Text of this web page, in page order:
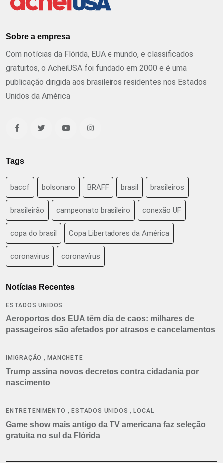
Sobre a empresa
Com notícias da Flórida, EUA e mundo, e classificados
gratuitos, o AcheiUSA foi fundado em 2000 e é uma
publicação dirigida aos brasileiros residentes nos Estados
Unidos da América
Tags
baccf bolsonaro BRAFF brasil brasileiros
brasileirão campeonato brasileiro conexão UF
copa do brasil Copa Libertadores da América
coronavirus coronavírus
Notícias Recentes
ESTADOS UNIDOS
Aeroportos dos EUA têm dia de caos: milhares de
passageiros são afetados por atrasos e cancelamentos
IMIGRAÇÃO ,MANCHETE
Trump assina novos decretos contra cidadania por
nascimento
ENTRETENIMENTO ,ESTADOS UNIDOS ,LOCAL
Game show mais antigo da TV americana faz seleção
gratuita no sul da Flórida